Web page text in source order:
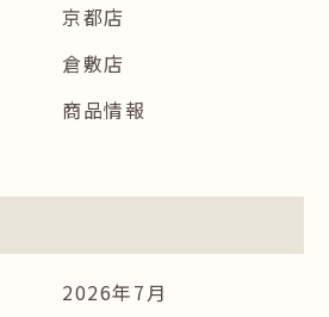
京都店
倉敷店
商品情報
2026年7月